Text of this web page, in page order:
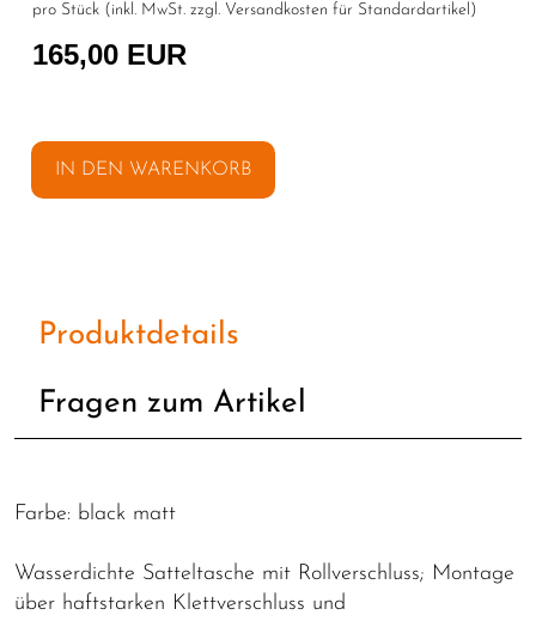
pro Stück (inkl. MwSt. zzgl. Versandkosten für Standardartikel )
165,00 EUR
IN DEN WARENKORB
Produktdetails
Fragen zum Artikel
Farbe: black matt
Wasserdichte Satteltasche mit Rollverschluss; Montage
über haftstarken Klettverschluss und